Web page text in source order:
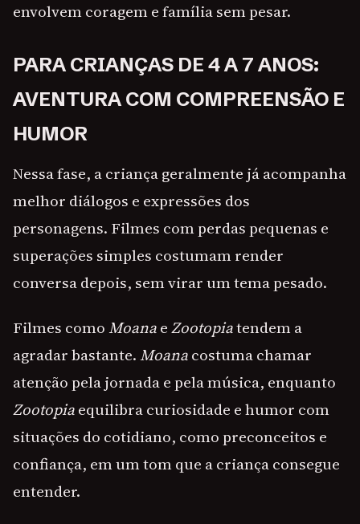
envolvem coragem e família sem pesar.
PARA CRIANÇAS DE 4 A 7 ANOS:
AVENTURA COM COMPREENSÃO E
HUMOR
Nessa fase, a criança geralmente já acompanha
melhor diálogos e expressões dos
personagens. Filmes com perdas pequenas e
superações simples costumam render
conversa depois, sem virar um tema pesado.
Filmes comoMoanaeZootopiatendem a
agradar bastante.Moanacostuma chamar
atenção pela jornada e pela música, enquanto
Zootopiaequilibra curiosidade e humor com
situações do cotidiano, como preconceitos e
confiança, em um tom que a criança consegue
entender.